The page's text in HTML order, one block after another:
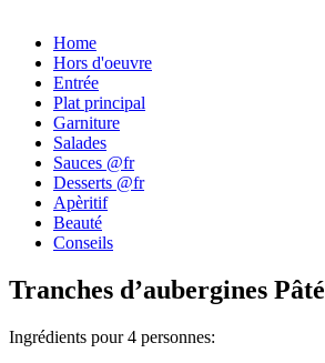
Home
Hors d'oeuvre
Entrée
Plat principal
Garniture
Salades
Sauces @fr
Desserts @fr
Apèritif
Beauté
Conseils
Tranches d’aubergines Pâté
Ingrédients pour 4 personnes: